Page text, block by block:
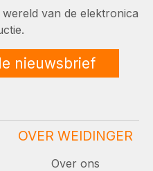
van de elektronica
nieuwsbrief
OVER WEIDINGER
Over ons